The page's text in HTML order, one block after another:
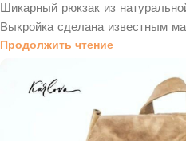
Шикарный рюкзак из
Выкройка сделана известным
Продолжить чтение